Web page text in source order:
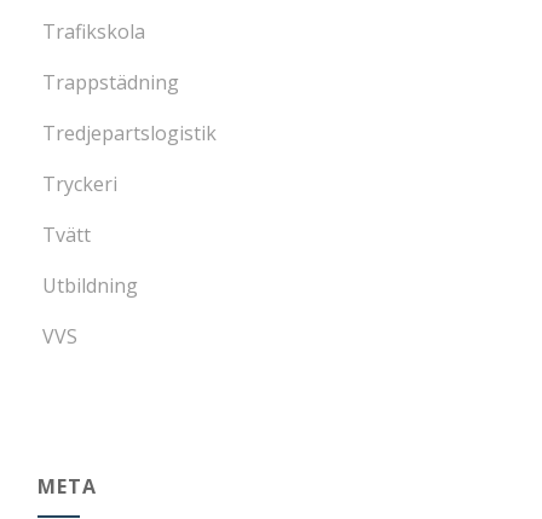
Trafikskola
Trappstädning
Tredjepartslogistik
Tryckeri
Tvätt
Utbildning
VVS
META